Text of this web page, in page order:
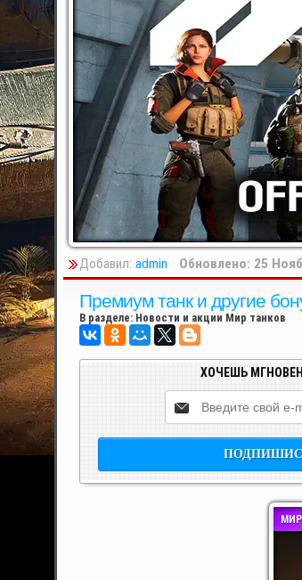
Добавил: admin Обновлено: 25
Премиум танк и другие
В разделе: Новости и акции Мир танков
ХОЧЕШЬ